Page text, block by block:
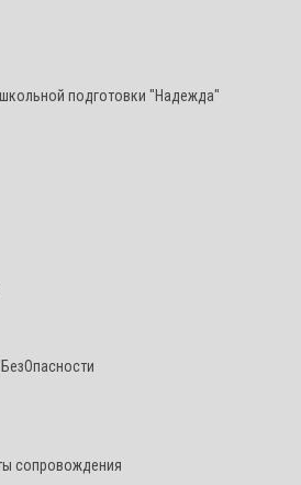
подготовки "Надежда"
сопровождения